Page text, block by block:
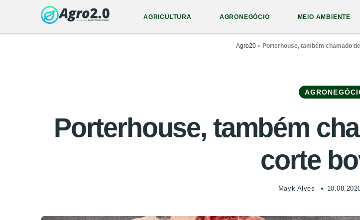
AGRICULTURA AGRONEGÓCIO MEIO AMBIENTE
Agro20» Porterhouse, também chamado
Porterhouse, também
corte
Mayk Alves